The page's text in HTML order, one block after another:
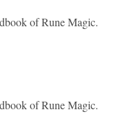
of Rune Magic.
of Rune Magic.